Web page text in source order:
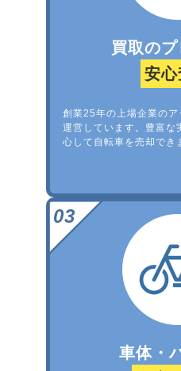
買取の
安心
創業25年の上場企業の
運営しています。豊富な
心して自転車を売却でき
車体・